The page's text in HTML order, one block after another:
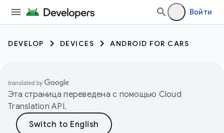
Войти
DEVELOP DEVICES ANDROID FOR CARS
Эта страница переведена с помощью Cloud
Translation API.